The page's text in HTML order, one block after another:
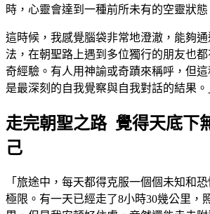
時，心靈會達到一種前所未有的空靈狀態
這時候，我感覺腦袋非常地澄澈，能夠
法，在朝聖路上遇到多位獨行的朋友也
奇經驗。有人用神諭或奇蹟來稱呼，但
是最深刻的自我覺察與自我對話的結果。
走完朝聖之路 覺得天底下
己
「旅途中，每天都得克服一個個未知和
極限。有一天已經走了8小時30幾公里，